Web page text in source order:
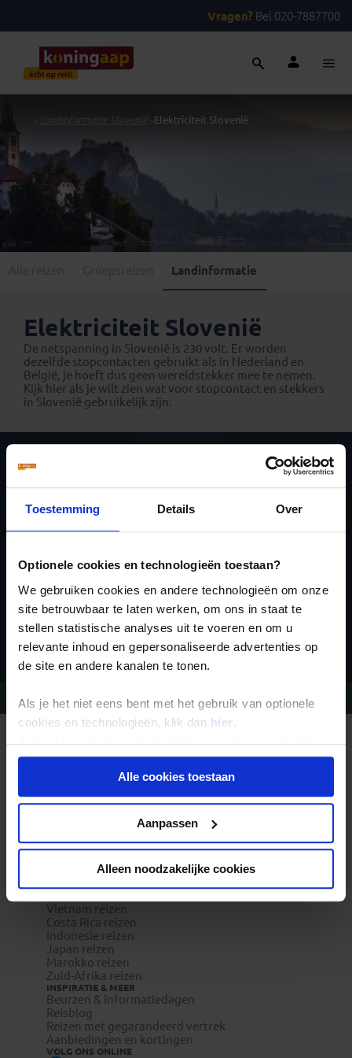
Toestemming Details Over
Optionele cookies en technologieën toestaan?
We gebruiken cookies en andere technologieën om onze
site betrouwbaar te laten werken, om ons in staat te
stellen statistische analyses uit te voeren en om u
relevante inhoud en gepersonaliseerde advertenties op
de site en andere kanalen te tonen.
Als je het niet eens bent met het gebruik van optionele
cookies en technologieën, klik dan hier .
Je kunt je selectie in de instellingen aanpassen of deze
onder aan de pagina op elk gewenst moment voor de
toekomst wijzigen.Alle cookies toestaan
Aanpassen
Alleen noodzakelijke cookies
Vragen? Bel 020-7887700
Elektriciteit Slovenië
Landinformatie
Elektriciteit Slovenië
De netspanning in Slovenië is 230 volt. Er worden
dezelfde stopcontacten gebruikt als in Nederland en
België, je hoeft dus geen wereldstekker mee te nemen.
Kijk hier als je wilt zien wat voor stopcontact en stekkers
in Slovenië gebruikelijk zijn.
Schrijf je in voor de
nieuwsbrief
Inschrijven
Vragen? Bel 020-7887700
REIZEN MET KONING AAP
Waarom Koning Aap?
Duurzaam toerisme
Vacatures
Veelgestelde vragen
Reisverzekeringen
Groepsreizen
Festivalreizen
Familiereizen 6+
Vietnam reizen
Costa Rica reizen
Indonesie reizen
Japan reizen
Marokko reizen
Zuid-Afrika reizen
INSPIRATIE & MEER
Beurzen & informatiedagen
Reisblog
Reizen met gegarandeerd vertrek
Aanbiedingen en kortingen
VOLG ONS ONLINE